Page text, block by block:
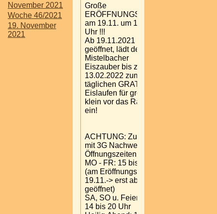
November 2021
Woche 46/2021
19. November
2021
Große
ERÖFFNUNGSSHOW
am 19.11. um 16:30
Uhr !!!
Ab 19.11.2021
geöffnet, lädt der
Mistelbacher
Eiszauber bis zum
13.02.2022 zum
täglichen GRATIS
Eislaufen für groß und
klein vor das Rathaus
ein!
ACHTUNG: Zutritt nur
mit 3G Nachweis!
Öffnungszeiten:
MO - FR: 15 bis 20 Uhr
(am Eröffnungstag
19.11.-> erst ab 16 Uhr
geöffnet)
SA, SO u. Feiertags:
14 bis 20 Uhr